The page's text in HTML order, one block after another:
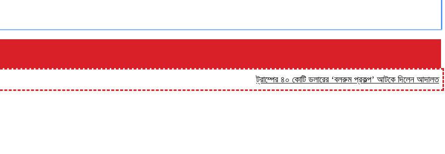
ট্রাম্পের ৪০ কোটি ডলারের ‘বলরুম প্রকল্প’ আটকে দিলেন আদালত